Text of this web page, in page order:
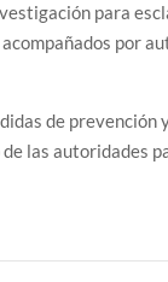
para
por
de prevención
las autoridades